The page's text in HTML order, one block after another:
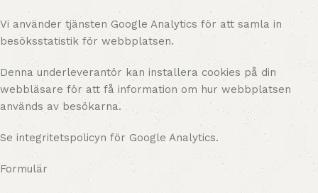
Vi använder tjänsten Google Analytics för att samla in
besöksstatistik för webbplatsen.
Denna underleverantör kan installera cookies på din
webbläsare för att få information om hur webbplatsen
används av besökarna.
Se integritetspolicyn för Google Analytics.
Formulär